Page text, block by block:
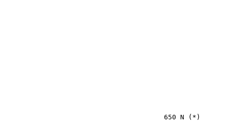
650 N (*)